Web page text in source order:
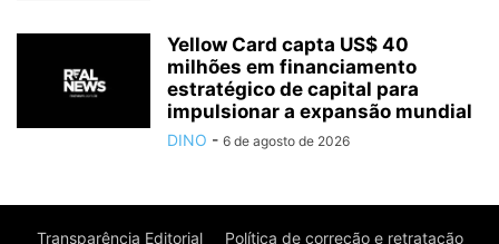
Yellow Card capta US$ 40
milhões em financiamento
estratégico de capital para
impulsionar a expansão mundial
DINO - 6 de agosto de 2026
Transparência Editorial Política de correção e retratação